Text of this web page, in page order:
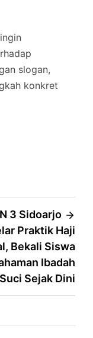
slogan,
konkret
3 Sidoarjo
Praktik Haji
Bekali Siswa
Ibadah
Suci Sejak Dini